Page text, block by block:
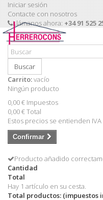
Iniciar sesión
Contacte con nosotros
Llámanos ahora: +34 91 525
Buscar
Carrito:vacío
Ningún producto
0,00 € Impuestos
0,00 €Total
Estos precios se entienden
Confirmar
Producto añadido
Cantidad
Total
Hay 1 artículo en su cesta.
Total productos: (impuestos